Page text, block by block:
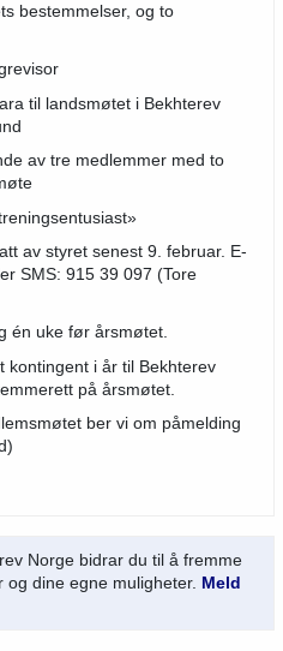
bestemmelser, og to
til landsmøtet i Bekhterev
av tre medlemmer med to
av styret senest 9. februar. E-
SMS: 915 39 097 (Tore
én uke før årsmøtet.
kontingent i år til Bekhterev
på årsmøtet.
ber vi om påmelding
Norge bidrar du til å fremme
og dine egne muligheter. Meld